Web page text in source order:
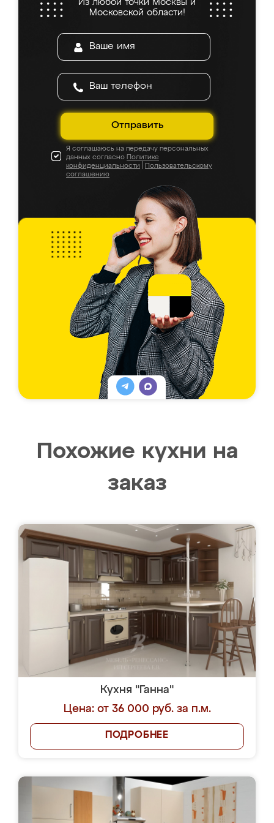
Из любой точки Москвы и
Московской области!
Отправить
Я соглашаюсь на передачу персональных
данных согласно Политике
конфиденциальности
Пользовательскому
соглашению
Похожие кухни на
заказ
Кухня "Ганна"
Цена: от 36 000 руб. за п.м.
ПОДРОБНЕЕ